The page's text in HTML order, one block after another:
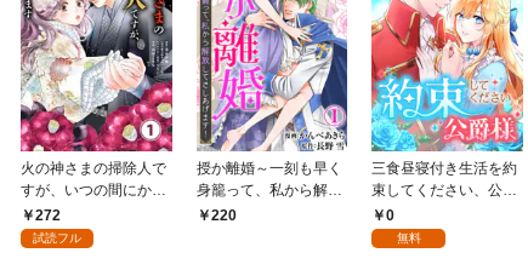
火の神さまの掃除人で
すが、いつの間にか花
嫁として溺愛されてい
ます【単話】（１）
272
試読フル
授か離婚～一刻も早く
身籠って、私から解放
してさしあげます！1
220
三食昼寝付き生活を約
束してください、公爵
様 1話
0
無料